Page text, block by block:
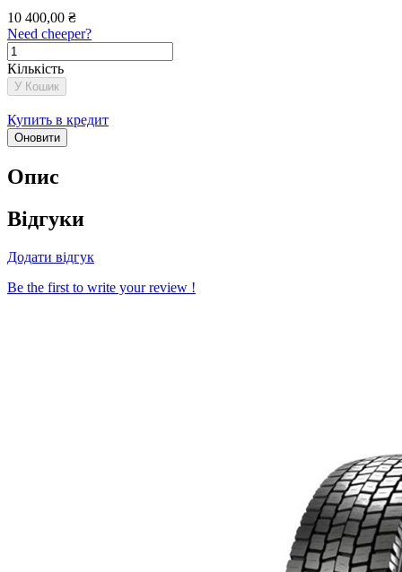
10 400,00 ₴
Need cheeper?
Кількість
У Кошик
Купить в кредит
Опис
Відгуки
Додати відгук
Be the first to write your review !